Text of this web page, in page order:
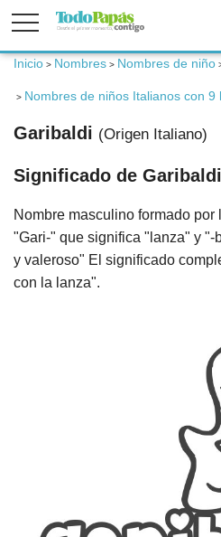
Fertilidad
Embarazo
Bebé
Niños
Padres
Inicio > Nombres > Nombres de niño
> Nombres de niños Italianos con 9
Garibaldi (Origen Italiano)
Significado de Garibaldi
Nombre masculino formado
"Gari-" que significa "lanza" y
y valeroso" El significado
con la lanza".